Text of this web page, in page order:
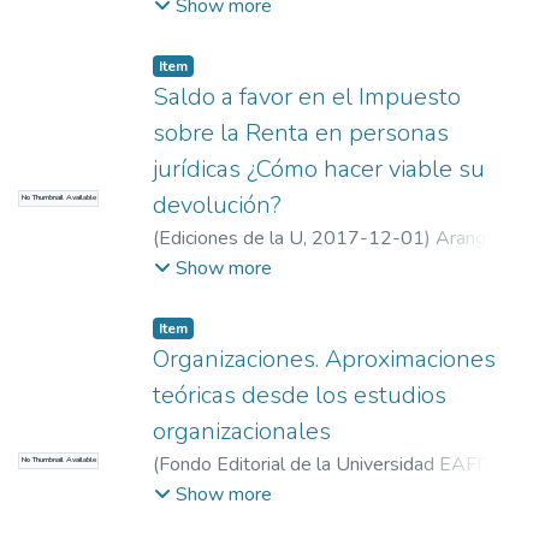
Información y Gestión
Show more
No Thumbnail Available
Item
Saldo a favor en el Impuesto
sobre la Renta en personas
jurídicas ¿Cómo hacer viable su
devolución?
(Ediciones de la U, 2017-12-01) Arango,
Ivan Dario;Universidad EAFIT.
Información y Gestión
Show more
No Thumbnail Available
Item
Organizaciones. Aproximaciones
teóricas desde los estudios
organizacionales
(Fondo Editorial de la Universidad EAFIT
2017-12-01)
Show more